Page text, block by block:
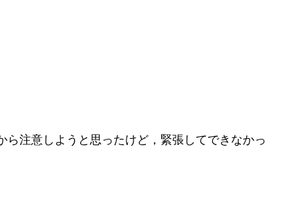
注意しようと思ったけど，緊張してできなかっ